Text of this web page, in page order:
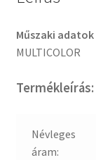
Műszaki adatok
MULTICOLOR
Termékleírás:
Névleges
áram: